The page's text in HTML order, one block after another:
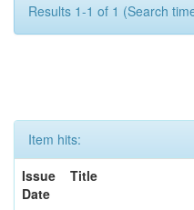
Results 1-1 of 1 (Search
Item hits:
Issue
Date
Title